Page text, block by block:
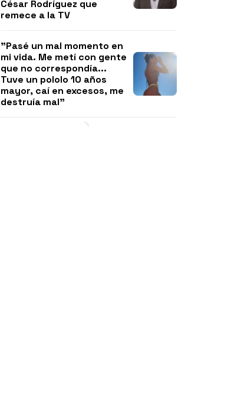
César Rodríguez que
remece a la TV
"Pasé un mal momento en
mi vida. Me metí con gente
que no correspondía...
Tuve un pololo 10 años
mayor, caí en excesos, me
destruía mal"